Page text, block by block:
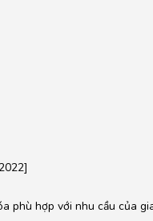
phù hợp với nhu cầu của